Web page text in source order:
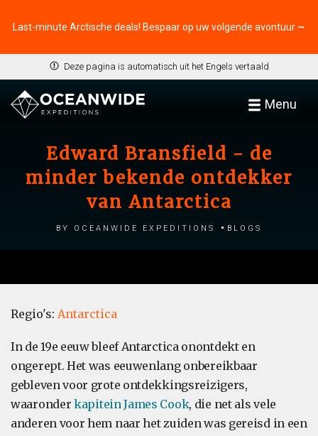
Last-minute Arctische deals! Bespaar op uw volgende avontuur ⭢
Deze pagina is automatisch uit het Engels vertaald
Menu
Edward Bransfield - de
minder bekende ontdekker
van Antarctica
by Oceanwide Expeditions Blogs
Regio's: Antarctica
In de 19e eeuw bleef Antarctica onontdekt en
ongerept. Het was eeuwenlang onbereikbaar
gebleven voor grote ontdekkingsreizigers,
waaronder kapitein James Cook, die net als vele
anderen voor hem naar het zuiden was gereisd in een